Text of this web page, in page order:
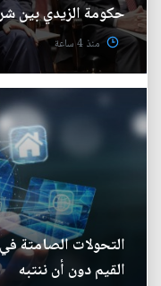
حكومة الزيدي بين
منذ 4 ساعة
التحولات الصامتة
القيم دون أن ننتبه